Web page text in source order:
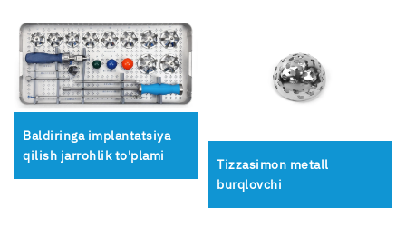
Baldiringa implantatsiya
qilish jarrohlik to'plami
Tizzasimon metall
burqlovchi